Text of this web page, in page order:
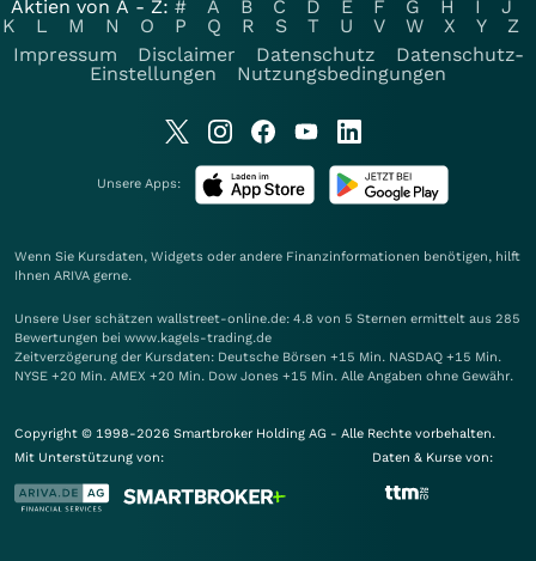
Aktien von A - Z: # A B C D E F G H I
J
K
L M N O P Q R S T U V W X Y
Z
Impressum
Disclaimer Datenschutz
Datenschutz-
Einstellungen
Nutzungsbedingungen
Unsere Apps:
Wenn Sie Kursdaten, Widgets oder andere Finanzinformationen benötigen, hilft
Ihnen ARIVA gerne.
Unsere User schätzen wallstreet-online.de: 4.8 von 5 Sternen ermittelt aus 285
Bewertungen bei www.kagels-trading.de
Zeitverzögerung der Kursdaten: Deutsche Börsen +15 Min. NASDAQ +15 Min.
NYSE +20 Min. AMEX +20 Min. Dow Jones +15 Min. Alle Angaben ohne Gewähr.
Copyright © 1998-2026 Smartbroker Holding AG - Alle Rechte vorbehalten.
Mit Unterstützung von:
Daten & Kurse von: